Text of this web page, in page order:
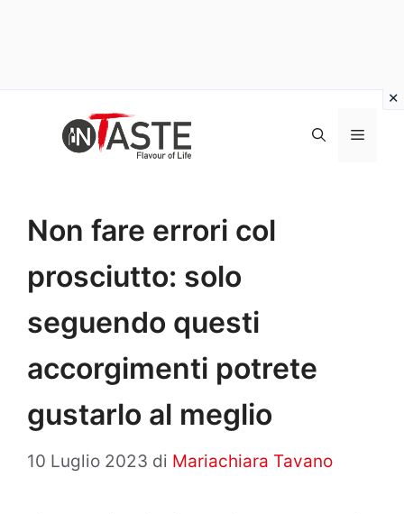
Menu
Non fare errori col
prosciutto: solo
seguendo questi
accorgimenti potrete
gustarlo al meglio
10 Luglio 2023 di Mariachiara Tavano